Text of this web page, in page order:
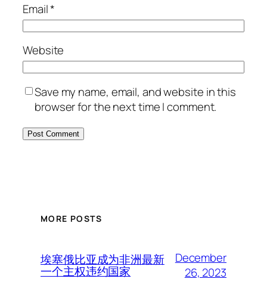
Email*
Website
Save my name, email, and website in this
browser for the next time I comment.
MORE POSTS
埃塞俄比亚成为非洲最新
一个主权违约国家
December
26, 2023